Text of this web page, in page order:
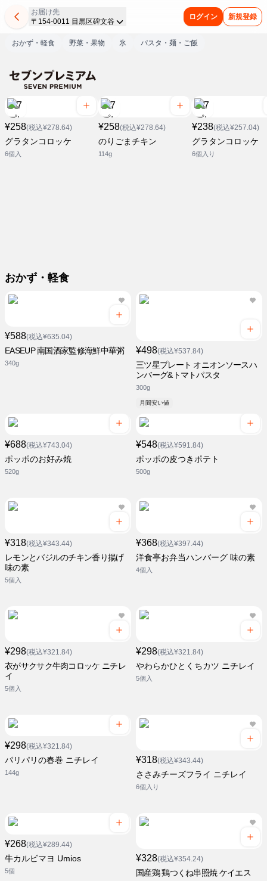
お届け先
〒154-0011 目黒区碑文谷
ログイン 新規登録
おかず・軽食 野菜・果物 氷 パスタ・麺・ご飯
¥258(税込¥278.64)
グラタンコロッケ
6個入
¥258(税込¥278.64)
のりごまチキン
114g
¥238(税込¥257.04)
グラタンコロッケ
6個入り
おかず・軽食
¥588(税込¥635.04)
EASEUP 南国酒家監修海鮮中華粥
340g
¥498(税込¥537.84)
三ツ星プレート オニオンソースハ
ンバーグ&トマトパスタ
300g
月間安い値
¥688(税込¥743.04)
ポッポのお好み焼
520g
¥548(税込¥591.84)
ポッポの皮つきポテト
500g
¥318(税込¥343.44)
レモンとバジルのチキン香り揚げ
味の素
5個入
¥368(税込¥397.44)
洋食亭お弁当ハンバーグ 味の素
4個入
¥298(税込¥321.84)
衣がサクサク牛肉コロッケ ニチレ
イ
5個入
¥298(税込¥321.84)
やわらかひとくちカツ ニチレイ
5個入
¥298(税込¥321.84)
パリパリの春巻 ニチレイ
144g
¥318(税込¥343.44)
ささみチーズフライ ニチレイ
6個入り
¥268(税込¥289.44)
牛カルビマヨ Umios
5個
¥328(税込¥354.24)
国産鶏 鶏つくね串照焼 ケイエス